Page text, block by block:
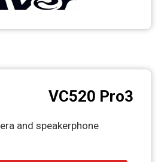
VC520 Pro3
and speakerphone